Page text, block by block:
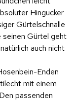
Hingucker
Gürtelschnalle
seinen Gürtel geht
auch nicht
Enden
mit einem
passenden